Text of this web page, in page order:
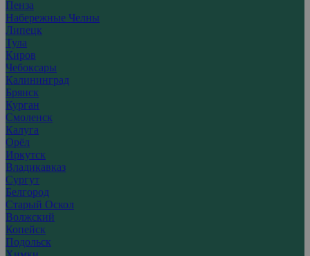
Пенза
Набережные Челны
Липецк
Тула
Киров
Чебоксары
Калининград
Брянск
Курган
Смоленск
Калуга
Орёл
Иркутск
Владикавказ
Сургут
Белгород
Старый Оскол
Волжский
Копейск
Подольск